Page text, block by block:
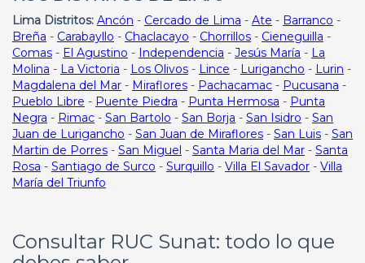
Lima Distritos: Ancón - Cercado de Lima - Ate - Barranco -
Breña - Carabayllo - Chaclacayo - Chorrillos - Cieneguilla -
Comas - El Agustino - Independencia - Jesús María - La
Molina - La Victoria - Los Olivos - Lince - Lurigancho - Lurin -
Magdalena del Mar - Miraflores - Pachacamac - Pucusana -
Pueblo Libre - Puente Piedra - Punta Hermosa - Punta
Negra - Rimac - San Bartolo - San Borja - San Isidro - San
Juan de Lurigancho - San Juan de Miraflores - San Luis - San
Martin de Porres - San Miguel - Santa Maria del Mar - Santa
Rosa - Santiago de Surco - Surquillo - Villa El Savador - Villa
María del Triunfo
Consultar RUC Sunat: todo lo que